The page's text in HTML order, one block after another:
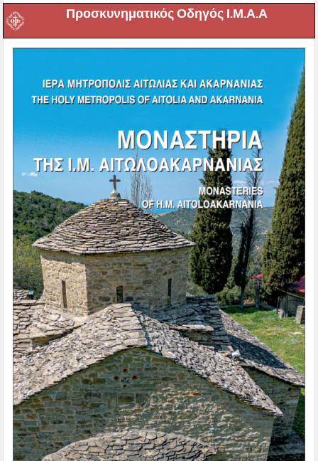
Προσκυνηματικός Οδηγός Ι.Μ.Α.Α